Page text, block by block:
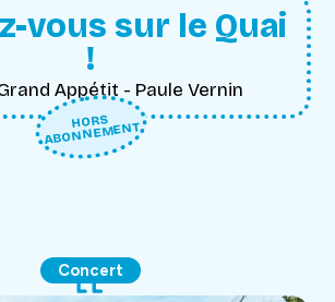
vous sur le Quai
!
Appétit - Paule Vernin
HORS
ABONNEMENT
Concert